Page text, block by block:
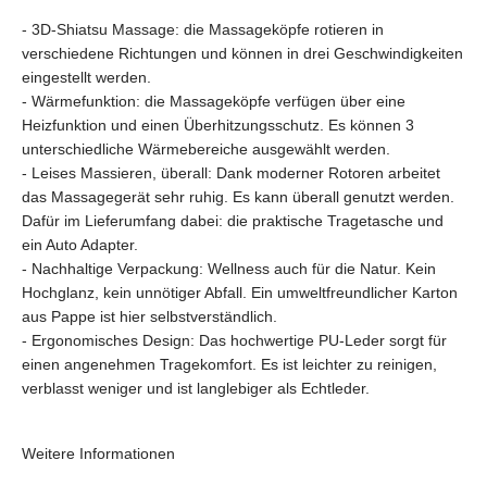
- 3D-Shiatsu Massage: die Massageköpfe rotieren in
verschiedene Richtungen und können in drei Geschwindigkeiten
eingestellt werden.
- Wärmefunktion: die Massageköpfe verfügen über eine
Heizfunktion und einen Überhitzungsschutz. Es können 3
unterschiedliche Wärmebereiche ausgewählt werden.
- Leises Massieren, überall: Dank moderner Rotoren arbeitet
das Massagegerät sehr ruhig. Es kann überall genutzt werden.
Dafür im Lieferumfang dabei: die praktische Tragetasche und
ein Auto Adapter.
- Nachhaltige Verpackung: Wellness auch für die Natur. Kein
Hochglanz, kein unnötiger Abfall. Ein umweltfreundlicher Karton
aus Pappe ist hier selbstverständlich.
- Ergonomisches Design: Das hochwertige PU-Leder sorgt für
einen angenehmen Tragekomfort. Es ist leichter zu reinigen,
verblasst weniger und ist langlebiger als Echtleder.
Weitere Informationen